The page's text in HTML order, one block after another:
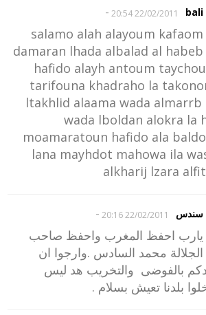
bali
22/02/2011 20:54
-
salamo alah alayoum kafaom
damaran lhada albalad al habeb
hafido alayh antoum
tarifouna khadraho la
ltakhlid alaama wada almarrb
wada lboldan alokra la
moamaratoun hafido ala
lana mayhdot mahowa ila
alkharij lzara
سندس 22/02/2011 20:16
-
يارب احفظ المغرب واحفظ صاحب
الجلالة محمد السادس .وارجوا ان
بالفوضى والتخريب هد ليس
بلدنا تعيش بسلام .